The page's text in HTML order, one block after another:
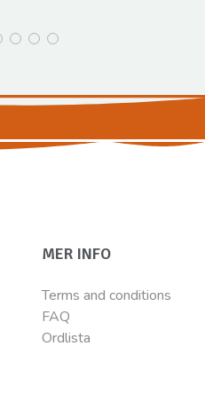
MER INFO
Terms and conditions
FAQ
Ordlista